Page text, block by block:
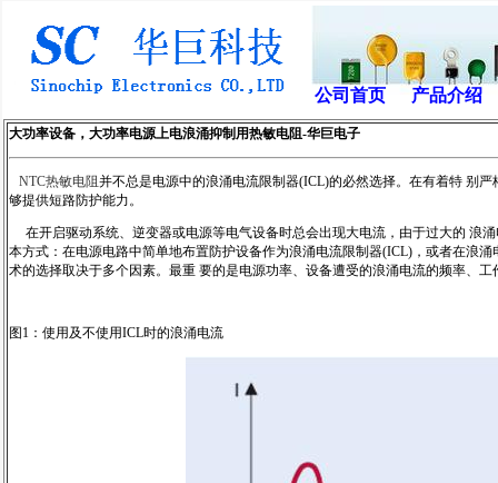
公司首页 产品介绍
大功率设备，大功率电源上电浪涌抑制用热敏电阻-华巨电子
NTC热敏电阻 并不总是电源中的浪涌电流限制器(ICL)的必然选择。在有着特 别
够提供短路防护能力。
在开启驱动系统、逆变器或电源等电气设备时总会出现大电流，由于过大的 浪
本方式：在电源电路中简单地布置防护设备作为浪涌电流限制器(ICL)，或者在浪
术的选择取决于多个因素。最重 要的是电源功率、设备遭受的浪涌电流的频率、
图1：使用及不使用ICL时的浪涌电流